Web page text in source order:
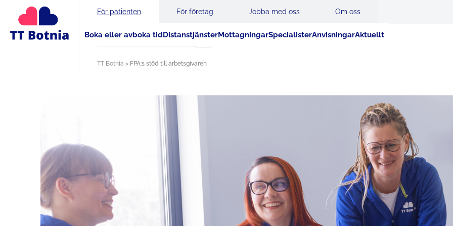
För patienten För företag Jobba med oss Om oss
Boka eller avboka tidDistanstjänsterMottagningarSpecialisterAnvisningarAktuellt
Sök
TT Botnia > FPA:s stöd till arbetsgivaren